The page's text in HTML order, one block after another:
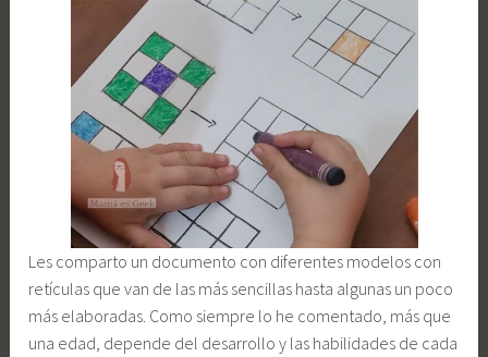
Les comparto un documento con diferentes modelos con
retículas que van de las más sencillas hasta algunas un poco
más elaboradas. Como siempre lo he comentado, más que
una edad, depende del desarrollo y las habilidades de cada